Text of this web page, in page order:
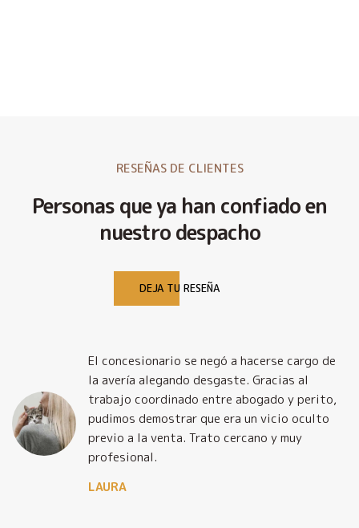
RESEÑAS DE CLIENTES
Personas que ya han confiado en
nuestro despacho
DEJA TU RESEÑA
El concesionario se negó a hacerse cargo de
la avería alegando desgaste. Gracias al
trabajo coordinado entre abogado y perito,
pudimos demostrar que era un vicio oculto
previo a la venta. Trato cercano y muy
profesional.
LAURA